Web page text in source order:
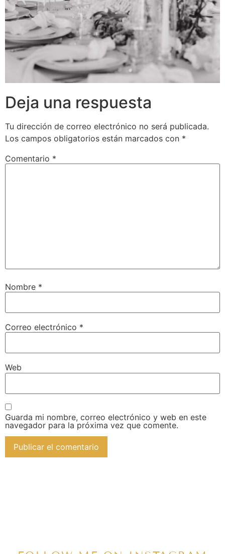
Deja una respuesta
Tu dirección de correo electrónico no será publicada.
Los campos obligatorios están marcados con *
Comentario *
Nombre *
Correo electrónico *
Web
Guarda mi nombre, correo electrónico y web en este
navegador para la próxima vez que comente.